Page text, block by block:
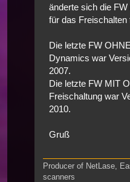
änderte sich die
für das Freischalten
Die letzte FW
Dynamics war
2007.
Die letzte FW MIT
Freischaltung war
2010.
Gruß
Producer of NetLase,
scanners